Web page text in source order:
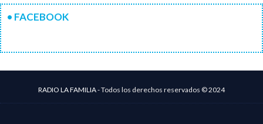
• FACEBOOK
RADIO LA FAMILIA -Todos los derechos reservados © 2024